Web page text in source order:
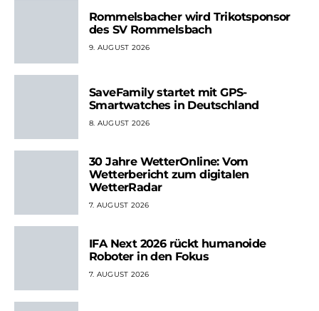
Rommelsbacher wird Trikotsponsor
des SV Rommelsbach
9. AUGUST 2026
SaveFamily startet mit GPS-
Smartwatches in Deutschland
8. AUGUST 2026
30 Jahre WetterOnline: Vom
Wetterbericht zum digitalen
WetterRadar
7. AUGUST 2026
IFA Next 2026 rückt humanoide
Roboter in den Fokus
7. AUGUST 2026